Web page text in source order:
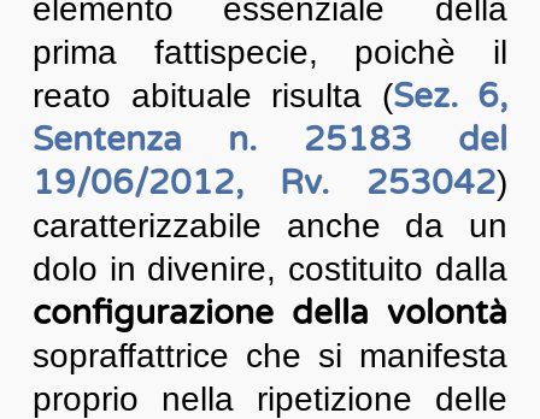
elemento essenziale della
prima fattispecie, poichè il
reato abituale risulta (Sez. 6,
Sentenza n. 25183 del
19/06/2012, Rv. 253042)
caratterizzabile anche da un
dolo in divenire, costituito dalla
configurazione della volontà
sopraffattrice che si manifesta
proprio nella ripetizione delle